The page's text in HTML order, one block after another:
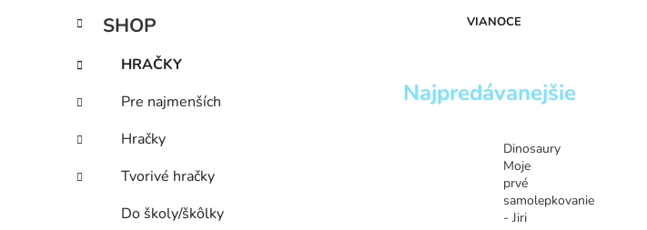
e
l
Preskočiť
kategórie
K
a
e
g
ó
r
e
SHOP
HRAČKY
Pre najmenších
Hračky
Tvorivé hračky
Do školy/škôlky
VIANOCE
Najpredávanejšie
Dinosaury
Moje
prvé
samolepkovanie
- Jiri